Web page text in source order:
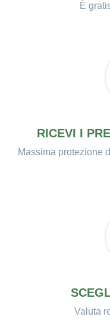
È
RICEVI I
Massima protezione
Valuta